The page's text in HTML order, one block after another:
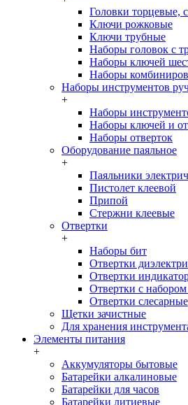
Головки торцевые,
Ключи рожковые
Ключи трубные
Наборы головок c
Наборы ключей
Наборы
Наборы инструментов
+
Наборы
Наборы ключей и
Наборы отверток
Оборудование паяльное
+
Паяльники
Пистолет клеевой
Припой
Стержни клеевые
Отвертки
+
Наборы бит
Отвертки
Отвертки
Отвертки с
Отвертки слесарные
Щетки зачистные
Для хранения
Элементы питания
+
Аккумуляторы бытовые
Батарейки алкалиновые
Батарейки для часов
Батарейки литиевые